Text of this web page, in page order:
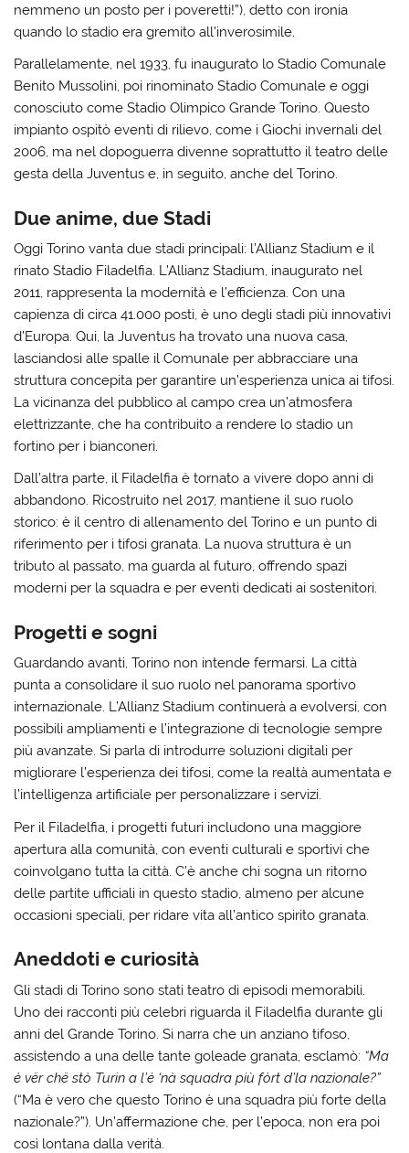
nemmeno un posto per i poveretti!”), detto con ironia
quando lo stadio era gremito all’inverosimile.
Parallelamente, nel 1933, fu inaugurato lo Stadio Comunale
Benito Mussolini, poi rinominato Stadio Comunale e oggi
conosciuto come Stadio Olimpico Grande Torino. Questo
impianto ospitò eventi di rilievo, come i Giochi invernali del
2006, ma nel dopoguerra divenne soprattutto il teatro delle
gesta della Juventus e, in seguito, anche del Torino.
Due anime, due Stadi
Oggi Torino vanta due stadi principali: l’Allianz Stadium e il
rinato Stadio Filadelfia. L’Allianz Stadium, inaugurato nel
2011, rappresenta la modernità e l’efficienza. Con una
capienza di circa 41.000 posti, è uno degli stadi più innovativi
d’Europa. Qui, la Juventus ha trovato una nuova casa,
lasciandosi alle spalle il Comunale per abbracciare una
struttura concepita per garantire un’esperienza unica ai tifosi.
La vicinanza del pubblico al campo crea un’atmosfera
elettrizzante, che ha contribuito a rendere lo stadio un
fortino per i bianconeri.
Dall’altra parte, il Filadelfia è tornato a vivere dopo anni di
abbandono. Ricostruito nel 2017, mantiene il suo ruolo
storico: è il centro di allenamento del Torino e un punto di
riferimento per i tifosi granata. La nuova struttura è un
tributo al passato, ma guarda al futuro, offrendo spazi
moderni per la squadra e per eventi dedicati ai sostenitori.
Progetti e sogni
Guardando avanti, Torino non intende fermarsi. La città
punta a consolidare il suo ruolo nel panorama sportivo
internazionale. L’Allianz Stadium continuerà a evolversi, con
possibili ampliamenti e l’integrazione di tecnologie sempre
più avanzate. Si parla di introdurre soluzioni digitali per
migliorare l’esperienza dei tifosi, come la realtà aumentata e
l’intelligenza artificiale per personalizzare i servizi.
Per il Filadelfia, i progetti futuri includono una maggiore
apertura alla comunità, con eventi culturali e sportivi che
coinvolgano tutta la città. C’è anche chi sogna un ritorno
delle partite ufficiali in questo stadio, almeno per alcune
occasioni speciali, per ridare vita all’antico spirito granata.
Aneddoti e curiosità
Gli stadi di Torino sono stati teatro di episodi memorabili.
Uno dei racconti più celebri riguarda il Filadelfia durante gli
anni del Grande Torino. Si narra che un anziano tifoso,
assistendo a una delle tante goleade granata, esclamò: “Ma
è vër chë stò Turin a l’é ‘nà squadra più fòrt d’la nazionale?”
(“Ma è vero che questo Torino è una squadra più forte della
nazionale?”). Un’affermazione che, per l’epoca, non era poi
così lontana dalla verità.